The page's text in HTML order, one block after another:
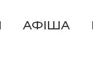
АФІША